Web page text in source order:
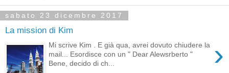
sabato 23 dicembre 2017
La mission di Kim
›
Mi scrive Kim . E già qua, avrei dovuto chiudere la
mail... Esordisce con un " Dear Alewsrberto "
Bene, decido di ch...